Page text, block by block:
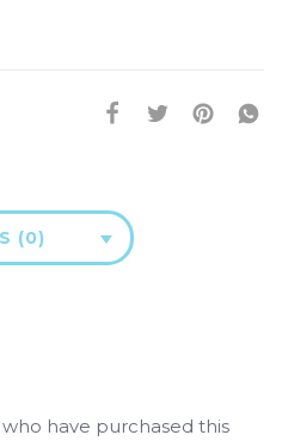
(0)
have purchased this